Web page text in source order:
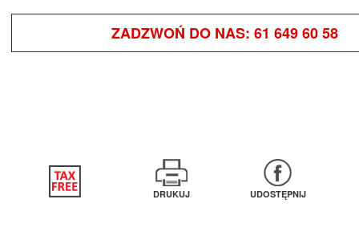
ZADZWOŃ DO NAS: 61 649 60 58
DRUKUJ UDOSTĘPNIJ